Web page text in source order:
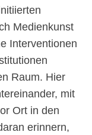
Medienkunst
Interventionen
Raum. Hier
mit
Ort in den
erinnern,